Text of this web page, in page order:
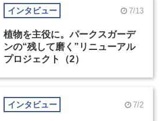
インタビュー 7/13
植物を主役に。パークスガーデ
ンの“残して磨く”リニューアル
プロジェクト（2）
インタビュー 7/2